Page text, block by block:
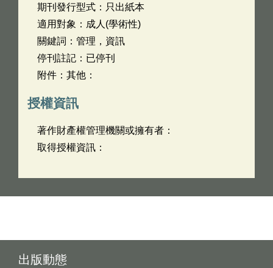
期刊發行型式：只出紙本
適用對象：成人(學術性)
關鍵詞：管理，資訊
停刊註記：已停刊
附件：其他：
授權資訊
著作財產權管理機關或擁有者：
取得授權資訊：
出版動態